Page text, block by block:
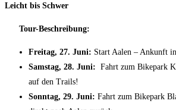
Leicht bis Schwer
Tour-Beschreibung:
Freitag, 27. Juni: Start Aalen – Ankunft
Samstag, 28. Juni: Fahrt zum Bikepark
auf den Trails!
Sonntag, 29. Juni: Fahrt zum Bikepark